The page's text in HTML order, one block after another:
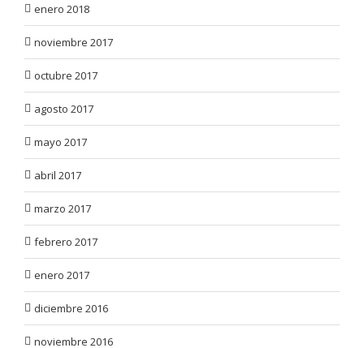
enero 2018
noviembre 2017
octubre 2017
agosto 2017
mayo 2017
abril 2017
marzo 2017
febrero 2017
enero 2017
diciembre 2016
noviembre 2016